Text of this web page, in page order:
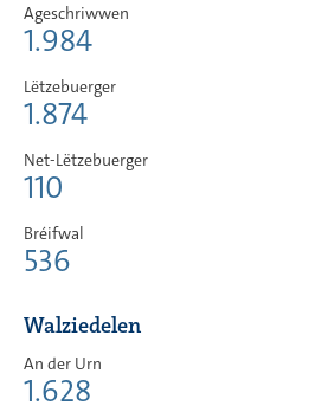
Ageschriwwen
1.984
Lëtzebuerger
1.874
Net-Lëtzebuerger
110
Bréifwal
536
Walziedelen
An der Urn
1.628